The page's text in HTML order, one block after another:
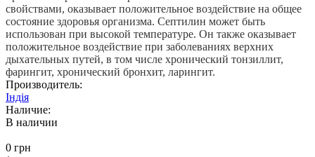
свойствами, оказывает положительное воздействие на общее
состояние здоровья организма. Септилин может быть
использован при высокой температуре. Он также оказывает
положительное воздействие при заболеваниях верхних
дыхательных путей, в том числе хронический тонзиллит,
фарингит, хронический бронхит, ларингит.
Производитель:
Індія
Наличие:
В наличии
0 грн